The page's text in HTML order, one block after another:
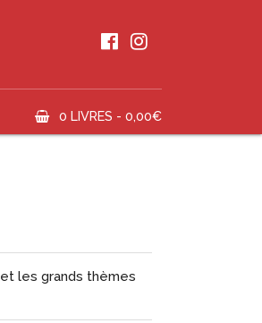
0 LIVRES - 0,00€
et les grands thèmes